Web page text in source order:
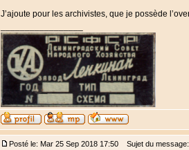
J’ajoute pour les archivistes, que je possède
Posté le: Mar 25 Sep 2018 17:50 Sujet du message: